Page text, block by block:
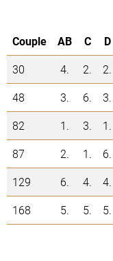
Couple AB C D
30
4. 2. 2.
48
3. 6. 3.
82
1. 3. 1.
87
2. 1. 6.
129
6. 4. 4.
168
5. 5. 5.